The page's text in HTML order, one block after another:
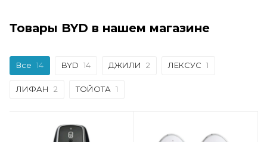
Товары BYD в нашем магазине
Все 14 BYD 14 ДЖИЛИ 2 ЛЕКСУС 1
ЛИФАН 2 ТОЙОТА 1